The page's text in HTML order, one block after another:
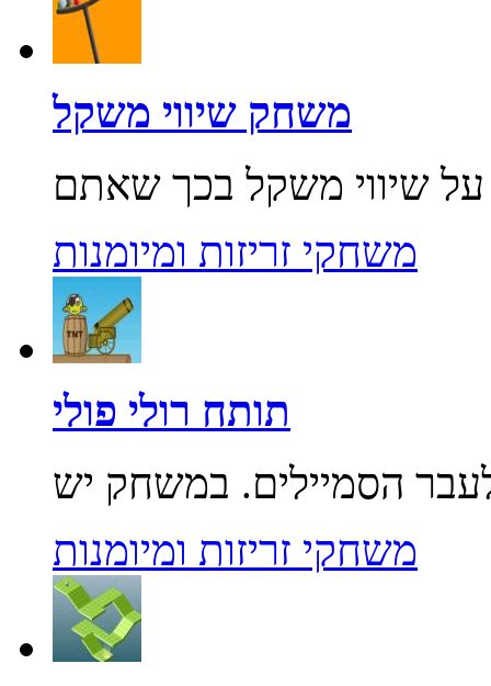
משחק שיווי משקל
משחקי זריזות ומיומנות
תותח רולי פולי
משחקי זריזות ומיומנות